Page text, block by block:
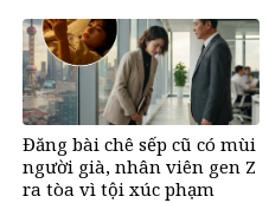
Đăng bài chê sếp cũ có mùi
người già, nhân viên gen Z
ra tòa vì tội xúc phạm